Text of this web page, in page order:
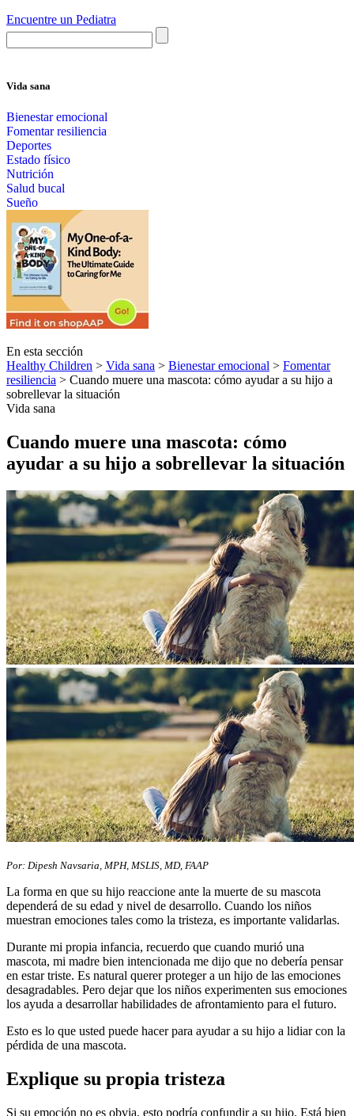
Encuentre un Pediatra
Vida sana
Bienestar emocional
Fomentar resiliencia
Deportes
Estado físico
Nutrición
Salud bucal
Sueño
En esta sección
Healthy Children > Vida sana > Bienestar emocional > Fomentar
resiliencia > Cuando muere una mascota: cómo ayudar a su hijo a
sobrellevar la situación
Vida sana
Cuando muere una mascota: cómo
ayudar a su hijo a sobrellevar la situación
Por: Dipesh Navsaria, MPH, MSLIS, MD, FAAP
La forma en que su hijo reaccione ante la muerte de su mascota
dependerá de su edad y nivel de desarrollo. Cuando los niños
muestran emociones tales como la tristeza, es importante validarlas.
Durante mi propia infancia, recuerdo que cuando murió una
mascota, mi madre bien intencionada me dijo que no debería pensar
en estar triste. Es natural querer proteger a un hijo de las emociones
desagradables. Pero dejar que los niños experimenten sus emociones
los ayuda a desarrollar habilidades de afrontamiento para el futuro.
Esto es lo que usted puede hacer para ayudar a su hijo a lidiar con la
pérdida de una mascota.
Explique su propia tristeza
Si su emoción no es obvia, esto podría confundir a su hijo. Está bien